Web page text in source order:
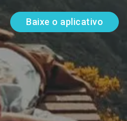
Baixe o aplicativo